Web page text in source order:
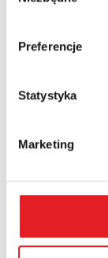
Preferencje
Statystyka
Marketing
Numer